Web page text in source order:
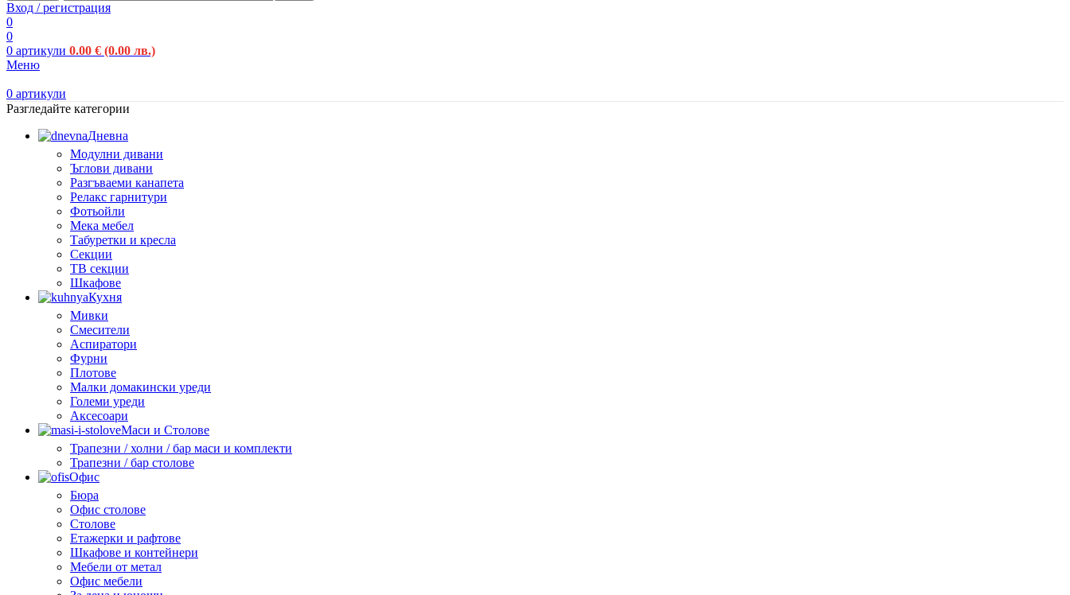
Вход / регистрация
0
0
0 артикули 0.00 € (0.00 лв.)
Меню
0 артикули
Разгледайте категории
Дневна
Модулни дивани
Ъглови дивани
Разгъваеми канапета
Релакс гарнитури
Фотьойли
Мека мебел
Табуретки и кресла
Секции
ТВ секции
Шкафове
Кухня
Мивки
Смесители
Аспиратори
Фурни
Плотове
Малки домакински уреди
Големи уреди
Аксесоари
Маси и Столове
Трапезни / холни / бар маси и комплекти
Трапезни / бар столове
Офис
Бюра
Офис столове
Столове
Етажерки и рафтове
Шкафове и контейнери
Мебели от метал
Офис мебели